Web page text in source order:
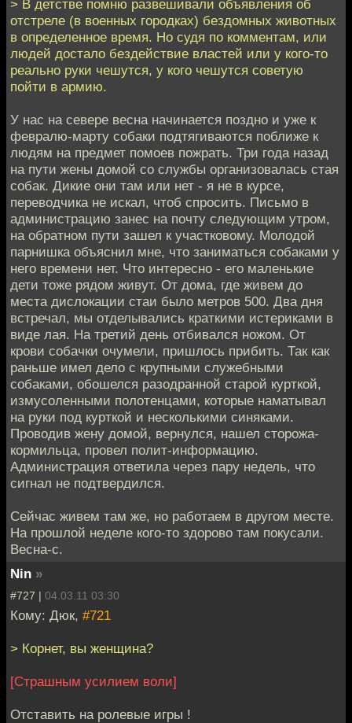
> В детстве помню развешивали объявления об
отстреле (в военных городках) бездомных животных
в определенное время. Но судя по комментам, или
людей достало бездействие властей или у кого-то
реально руки чешутся, у кого чешутся советую
пойти в армию.
У нас на севере весна начинается поздно и уже к
февралю-марту собаки подтягиваются поближе к
людям на предмет помоев пожрать. Три года назад
на пути жены домой со службы организовалась стая
собак. Дикие они там или нет - я не в курсе,
переводчика не искал, чтоб спросить. Письмо в
администрацию занес на почту следующим утром,
на обратном пути зашел к участковому. Молодой
парнишка объяснил мне, что заниматься собаками у
него времени нет. Что интересно - его маленькие
дети тоже рядом живут. От дома, где живем до
места дислокации стаи было метров 500. Два дня
встречал, мы отделывались краткими истериками в
виде лая. На третий день отбивался ножом. От
крови собачки очумели, пришлось прибить. Так как
раньше имел дело с крупными служебными
собаками, обошелся разодранной старой курткой,
измусоленными полотенцами, которые наматывал
на руки под курткой и несколькими синяками.
Проводив жену домой, вернулся, нашел сторожа-
кормильца, провел полит-информацию.
Администрация ответила через пару недель, что
сигнал не подтвердился.
Сейчас живем там же, но работаем в другом месте.
На прошлой неделе кого-то здорово там покусали.
Весна-с.
Nin »
#727 | 04.03.11 03:30
Кому: Дюк, #721
> Корнет, вы женщина?
[Страшным усилием воли]
Отставить на ролевые игры !